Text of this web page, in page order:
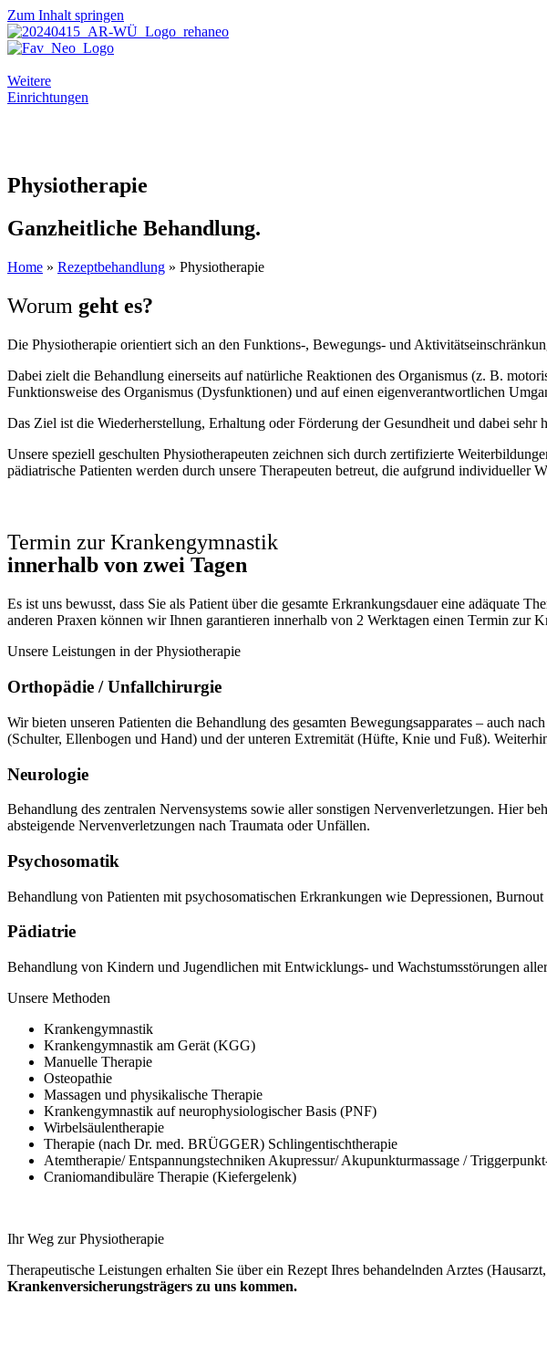
Zum Inhalt springen
Weitere
Einrichtungen
Physiotherapie
Ganzheitliche Behandlung.
Home » Rezeptbehandlung » Physiotherapie
Worum geht es?
Die Physiotherapie orientiert sich an den Funktions-, Bewegungs- und
Dabei zielt die Behandlung einerseits auf natürliche Reaktionen des Organismus (z. B.
Funktionsweise des Organismus (Dysfunktionen) und auf einen eigenverantwortlichen
Das Ziel ist die Wiederherstellung, Erhaltung oder Förderung der Gesundheit und dabei
Unsere speziell geschulten Physiotherapeuten zeichnen sich durch zertifizierte
pädiatrische Patienten werden durch unsere Therapeuten betreut, die aufgrund individueller
Termin zur Krankengymnastik
innerhalb von zwei Tagen
Es ist uns bewusst, dass Sie als Patient über die gesamte Erkrankungsdauer eine adäquate
anderen Praxen können wir Ihnen garantieren innerhalb von 2 Werktagen einen Termin zur
Unsere Leistungen in der Physiotherapie
Orthopädie / Unfallchirurgie
Wir bieten unseren Patienten die Behandlung des gesamten Bewegungsapparates – auch
(Schulter, Ellenbogen und Hand) und der unteren Extremität (Hüfte, Knie und Fuß).
Neurologie
Behandlung des zentralen Nervensystems sowie aller sonstigen Nervenverletzungen. Hier
absteigende Nervenverletzungen nach Traumata oder Unfällen.
Psychosomatik
Behandlung von Patienten mit psychosomatischen Erkrankungen wie Depressionen,
Pädiatrie
Behandlung von Kindern und Jugendlichen mit Entwicklungs- und Wachstumsstörungen
Unsere Methoden
Krankengymnastik
Krankengymnastik am Gerät (KGG)
Manuelle Therapie
Osteopathie
Massagen und physikalische Therapie
Krankengymnastik auf neurophysiologischer Basis (PNF)
Wirbelsäulentherapie
Therapie (nach Dr. med. BRÜGGER) Schlingentischtherapie
Atemtherapie/ Entspannungstechniken Akupressur/ Akupunkturmassage /
Craniomandibuläre Therapie (Kiefergelenk)
Ihr Weg zur Physiotherapie
Therapeutische Leistungen erhalten Sie über ein Rezept Ihres behandelnden Arztes
Krankenversicherungsträgers zu uns kommen.